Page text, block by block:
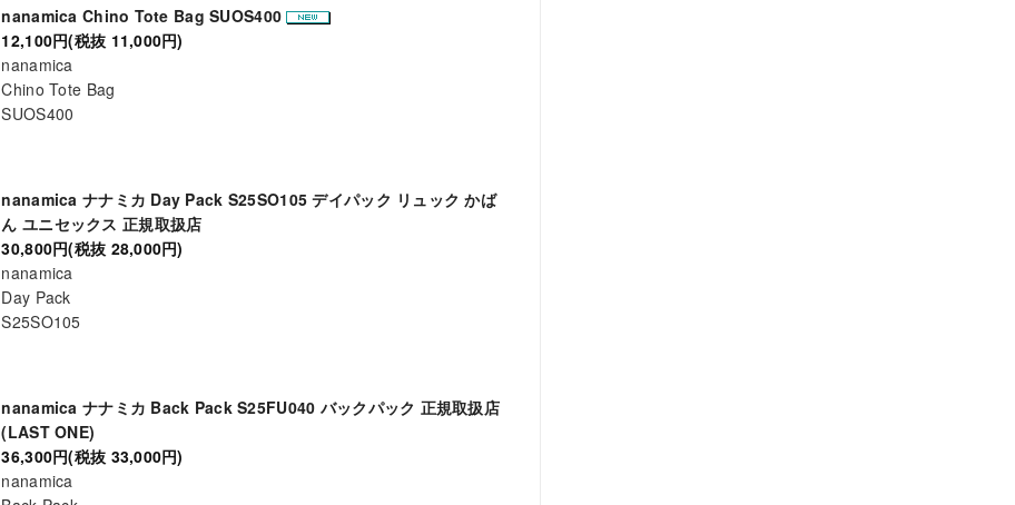
nanamica Chino Tote Bag SUOS400
12,100円(税抜 11,000円)
nanamica
Chino Tote Bag
SUOS400
nanamica ナナミカ Day Pack S25SO105 デイパック リュック かば
ん ユニセックス 正規取扱店
30,800円(税抜 28,000円)
nanamica
Day Pack
S25SO105
nanamica ナナミカ Back Pack S25FU040 バックパック 正規取扱店
(LAST ONE)
36,300円(税抜 33,000円)
nanamica